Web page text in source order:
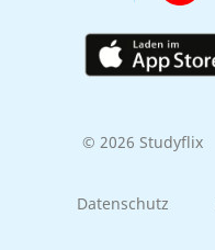
© 2026 Studyflix
Datenschutz